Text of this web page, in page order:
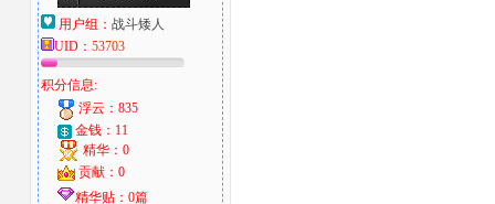
用户组： 战斗矮人
UID： 53703
积分信息:
浮云：835
金钱：11
精华：0
贡献：0
精华贴：0篇